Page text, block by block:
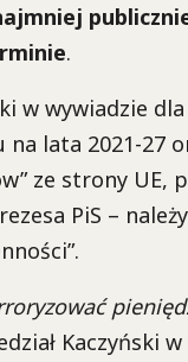
.
w wywiadzie
lata 2021-27
ze strony
PiS –
Kaczyński